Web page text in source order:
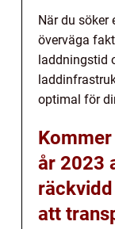
När du söker
överväga
laddningstid
optimal för
år 2023
att